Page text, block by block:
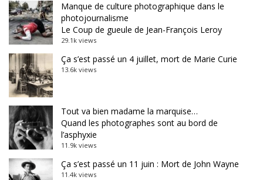
Manque de culture photographique dans le
photojournalisme
Le Coup de gueule de Jean-François Leroy
29.1k views
Ça s’est passé un 4 juillet, mort de Marie Curie
13.6k views
Tout va bien madame la marquise…
Quand les photographes sont au bord de
l’asphyxie
11.9k views
Ça s’est passé un 11 juin : Mort de John Wayne
11.4k views